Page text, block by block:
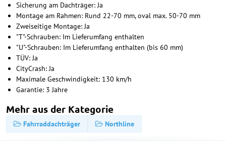
Sicherung am Dachträger: Ja
Montage am Rahmen: Rund 22-70 mm, oval max. 50-70 mm
Zweiseitige Montage: Ja
"T"-Schrauben: Im Lieferumfang enthalten
"U"-Schrauben: Im Lieferumfang enthalten (bis 60 mm)
TÜV: Ja
CityCrash: Ja
Maximale Geschwindigkeit: 130 km/h
Garantie: 3 Jahre
Mehr aus der Kategorie
Fahrraddachträger Northline